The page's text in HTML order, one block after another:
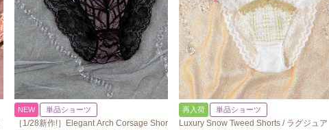
NEW 単品ショーツ
［1/28新作!］Elegant Arch Corsage Shor
再入荷 単品ショーツ
Luxury Snow Tweed Shorts / ラグジュア